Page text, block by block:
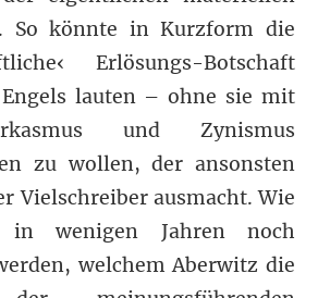
So könnte in Kurzform die
Erlösungs-Botschaft
lauten – ohne sie mit
und Zynismus
zu wollen, der ansonsten
Vielschreiber ausmacht. Wie
wenigen Jahren noch
welchem Aberwitz die